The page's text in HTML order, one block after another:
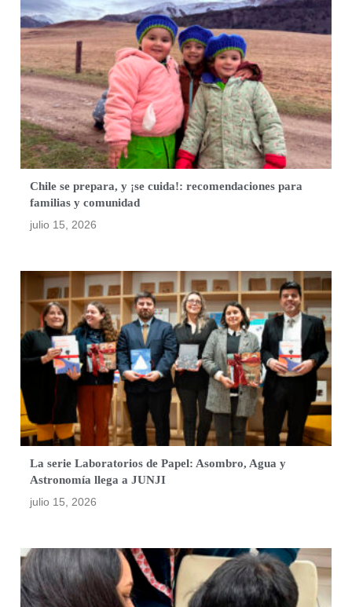
Chile se prepara, y ¡se cuida!: recomendaciones para
familias y comunidad
julio 15, 2026
La serie Laboratorios de Papel: Asombro, Agua y
Astronomía llega a JUNJI
julio 15, 2026